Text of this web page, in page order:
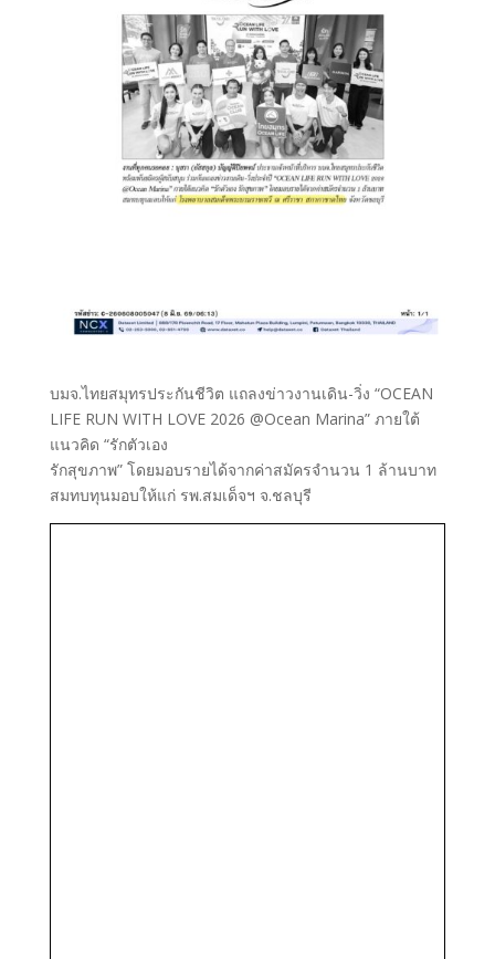
บมจ.ไทยสมุทรประกันชีวิต แถลงข่าวงานเดิน-วิ่ง “OCEAN
LIFE RUN WITH LOVE 2026 @Ocean Marina” ภายใต้
แนวคิด “รักตัวเอง
รักสุขภาพ” โดยมอบรายได้จากค่าสมัครจำนวน 1 ล้านบาท
สมทบทุนมอบให้แก่ รพ.สมเด็จฯ จ.ชลบุรี